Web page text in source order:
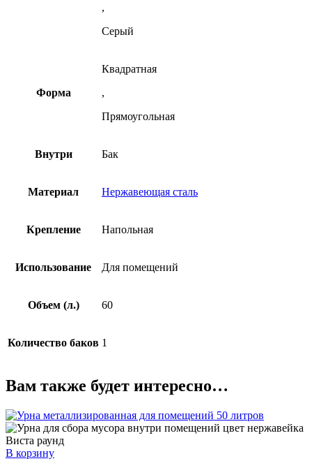
,
Серый
Форма
Квадратная
,
Прямоугольная
Внутри Бак
Материал Нержавеющая сталь
Крепление Напольная
Использование Для помещений
Объем (л.) 60
Количество баков 1
Вам также будет интересно…
В корзину